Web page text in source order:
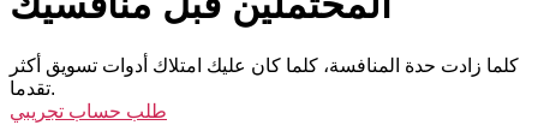
كلما زادت حدة المنافسة، كلما كان عليك امتلاك أدوات تسويق أكثر
تقدما.
طلب حساب تجريبي